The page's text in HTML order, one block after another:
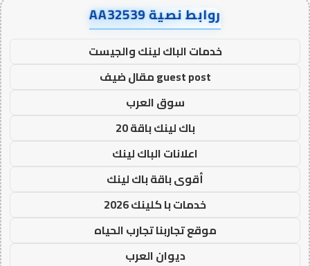
روابط نصية AA32539
خدمات الباك لينك والجيست
guest post مقال ضيف
سوق العرب
باك لينك باقة 20
اعلانات الباك لينك
أقوى باقة باك لينك
خدمات با كلينك 2026
موقع تجاربنا تجارب الحياه
ديوان العرب